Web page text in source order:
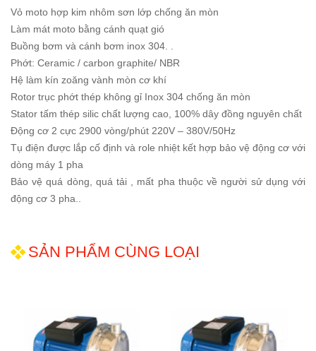
Vỏ moto hợp kim nhôm sơn lớp chống ăn mòn
Làm mát moto bằng cánh quạt gió
Buồng bơm và cánh bơm inox 304. .
Phớt: Ceramic / carbon graphite/ NBR
Hệ làm kín zoăng vành mòn cơ khí
Rotor trục phớt thép không gỉ Inox 304 chống ăn mòn
Stator tấm thép silic chất lượng cao, 100% dây đồng nguyên chất
Động cơ 2 cực 2900 vòng/phút 220V – 380V/50Hz
Tụ điện được lắp cố định và role nhiệt kết hợp bảo vệ động cơ với
dòng máy 1 pha
Bảo vệ quá dòng, quá tải , mất pha thuộc về người sử dụng với
động cơ 3 pha..
SẢN PHẨM CÙNG LOẠI